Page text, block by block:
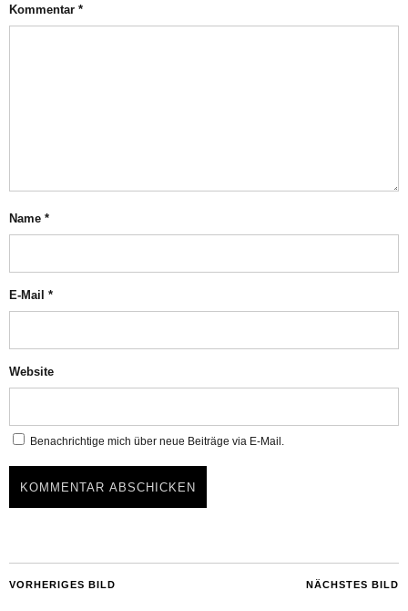
Kommentar *
Name *
E-Mail *
Website
Benachrichtige mich über neue Beiträge via E-Mail.
NÄCHSTES BILD
VORHERIGES BILD